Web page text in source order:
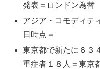
発表＝ロンドン為替
アジア・コモディテ
日時点＝
東京都で新たに６３
重症者１８人＝東京